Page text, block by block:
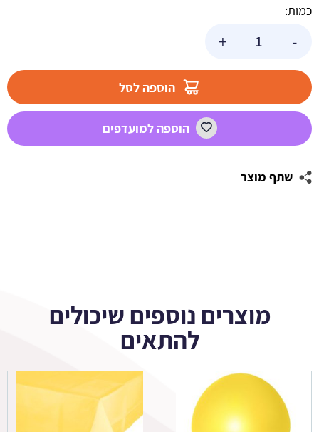
כמות:
-
סוניק
+
הוספה לסל
הוספה למועדפים
שתף מוצר
מוצרים נוספים שיכולים
להתאים